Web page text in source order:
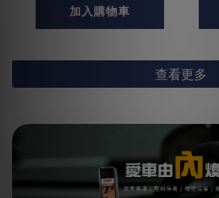
加入購物車
查看更多